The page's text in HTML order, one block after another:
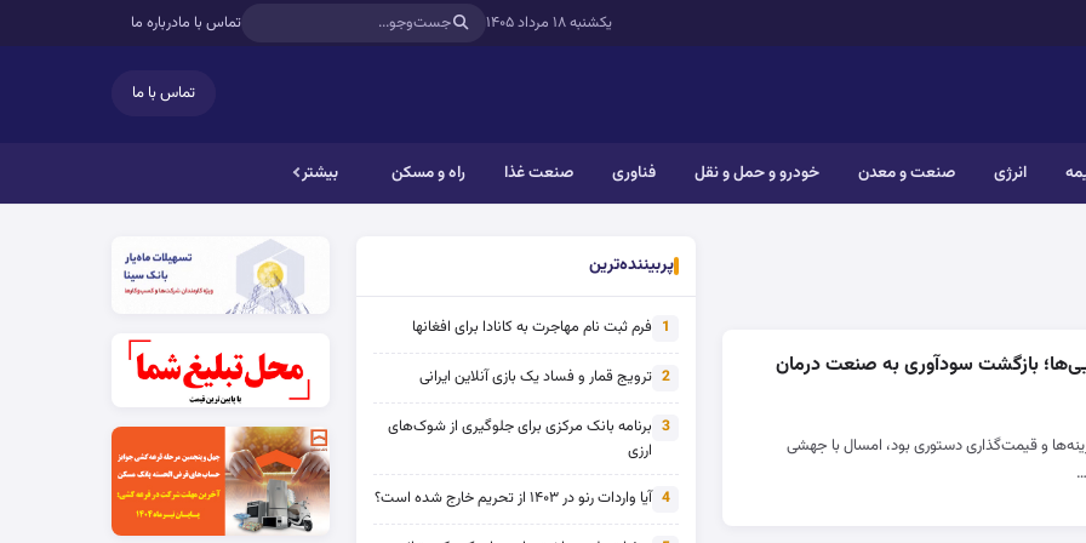
یکشنبه ۱۸ مرداد ۱۴۰۵ تماس با مادرباره ما
تماس با ما
انرژی صنعت و معدن خودرو و حمل و نقل فناوری صنعت غذا راه و مسکن بیشتر
و قیمت‌گذاری دستوری بود، امسال با جهشی
پربیننده‌ترین
1 فرم ثبت نام مهاجرت به کانادا برای افغانها
2 ترویج قمار و فساد یک بازی آنلاین ایرانی
3 برنامه بانک مرکزی برای جلوگیری از شوک‌های
ارزی
4 آیا واردات رنو در ۱۴۰۳ از تحریم خارج شده است؟